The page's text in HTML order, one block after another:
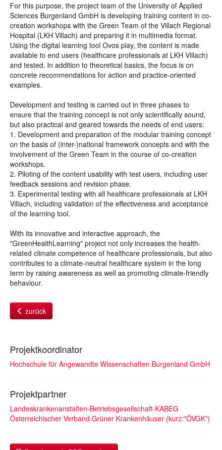
For this purpose, the project team of the University of Applied
Sciences Burgenland GmbH is developing training content in co-
creation workshops with the Green Team of the Villach Regional
Hospital (LKH Villach) and preparing it in multimedia format.
Using the digital learning tool Ovos play, the content is made
available to end users (healthcare professionals at LKH Villach)
and tested. In addition to theoretical basics, the focus is on
concrete recommendations for action and practice-oriented
examples.
Development and testing is carried out in three phases to
ensure that the training concept is not only scientifically sound,
but also practical and geared towards the needs of end users:
1. Development and preparation of the modular training concept
on the basis of (inter-)national framework concepts and with the
involvement of the Green Team in the course of co-creation
workshops.
2. Piloting of the content usability with test users, including user
feedback sessions and revision phase.
3. Experimental testing with all healthcare professionals at LKH
Villach, including validation of the effectiveness and acceptance
of the learning tool.
With its innovative and interactive approach, the
"GreenHealthLearning" project not only increases the health-
related climate competence of healthcare professionals, but also
contributes to a climate-neutral healthcare system in the long
term by raising awareness as well as promoting climate-friendly
behaviour.
zurück
Projektkoordinator
Hochschule für Angewandte Wissenschaften Burgenland GmbH
Projektpartner
Landeskrankenanstalten-Betriebsgesellschaft-KABEG
Österreichischer Verband Grüner Krankenhäuser (kurz:"ÖVGK")